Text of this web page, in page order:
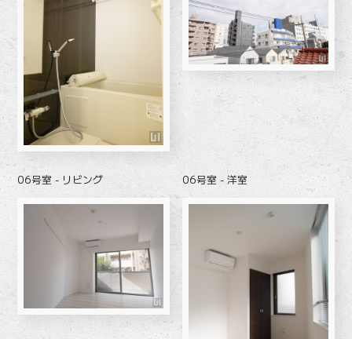
06号室 - リビング 06号室 - 洋室